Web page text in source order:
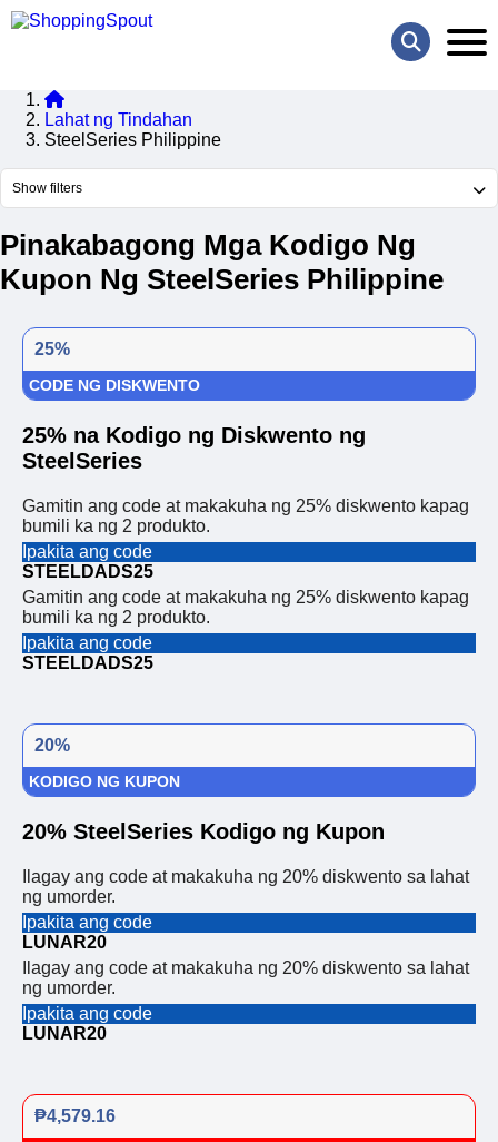
Lahat ng Tindahan
SteelSeries Philippine
Show filters
Pinakabagong Mga Kodigo Ng
Kupon Ng SteelSeries Philippine
25%
CODE NG DISKWENTO
25% na Kodigo ng Diskwento ng
SteelSeries
Gamitin ang code at makakuha ng 25% diskwento kapag
bumili ka ng 2 produkto.
Ipakita ang code
STEELDADS25
Gamitin ang code at makakuha ng 25% diskwento kapag
bumili ka ng 2 produkto.
Ipakita ang code
STEELDADS25
20%
KODIGO NG KUPON
20% SteelSeries Kodigo ng Kupon
Ilagay ang code at makakuha ng 20% ​​diskwento sa lahat
ng umorder.
Ipakita ang code
LUNAR20
Ilagay ang code at makakuha ng 20% ​​diskwento sa lahat
ng umorder.
Ipakita ang code
LUNAR20
₱4,579.16